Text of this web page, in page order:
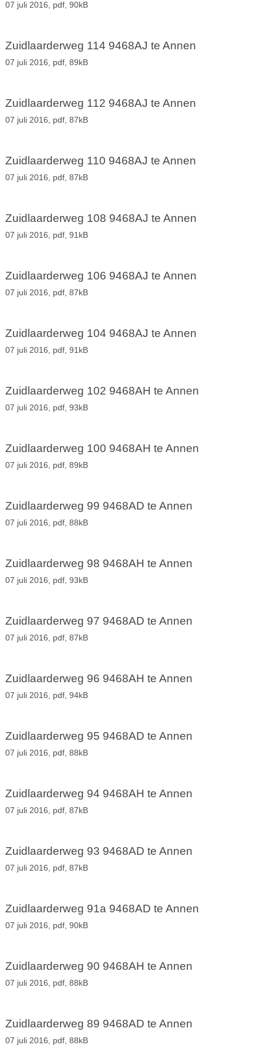
07 juli 2016, pdf, 90kB
Zuidlaarderweg 114 9468AJ te Annen
07 juli 2016, pdf, 89kB
Zuidlaarderweg 112 9468AJ te Annen
07 juli 2016, pdf, 87kB
Zuidlaarderweg 110 9468AJ te Annen
07 juli 2016, pdf, 87kB
Zuidlaarderweg 108 9468AJ te Annen
07 juli 2016, pdf, 91kB
Zuidlaarderweg 106 9468AJ te Annen
07 juli 2016, pdf, 87kB
Zuidlaarderweg 104 9468AJ te Annen
07 juli 2016, pdf, 91kB
Zuidlaarderweg 102 9468AH te Annen
07 juli 2016, pdf, 93kB
Zuidlaarderweg 100 9468AH te Annen
07 juli 2016, pdf, 89kB
Zuidlaarderweg 99 9468AD te Annen
07 juli 2016, pdf, 88kB
Zuidlaarderweg 98 9468AH te Annen
07 juli 2016, pdf, 93kB
Zuidlaarderweg 97 9468AD te Annen
07 juli 2016, pdf, 87kB
Zuidlaarderweg 96 9468AH te Annen
07 juli 2016, pdf, 94kB
Zuidlaarderweg 95 9468AD te Annen
07 juli 2016, pdf, 88kB
Zuidlaarderweg 94 9468AH te Annen
07 juli 2016, pdf, 87kB
Zuidlaarderweg 93 9468AD te Annen
07 juli 2016, pdf, 87kB
Zuidlaarderweg 91a 9468AD te Annen
07 juli 2016, pdf, 90kB
Zuidlaarderweg 90 9468AH te Annen
07 juli 2016, pdf, 88kB
Zuidlaarderweg 89 9468AD te Annen
07 juli 2016, pdf, 88kB